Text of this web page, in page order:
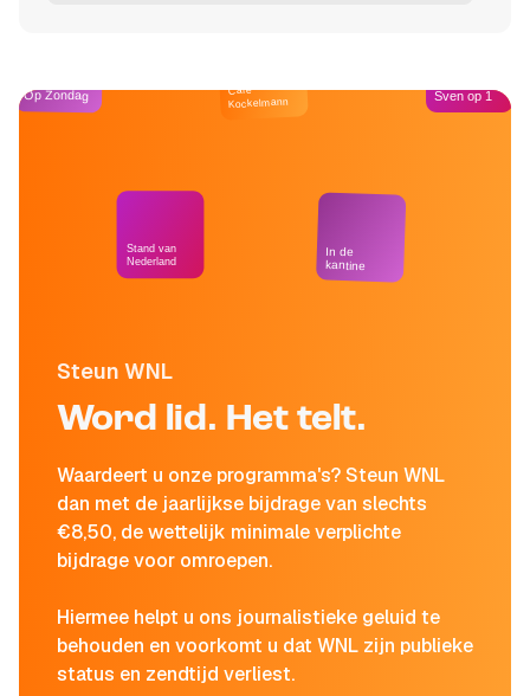
Steun WNL
Word lid. Het telt.
Waardeert u onze programma's? Steun WNL
dan met de jaarlijkse bijdrage van slechts
€8,50, de wettelijk minimale verplichte
bijdrage voor omroepen.
Hiermee helpt u ons journalistieke geluid te
behouden en voorkomt u dat WNL zijn publieke
status en zendtijd verliest.
Op Zondag
Stand van
Nederland
Café
Kockelmann
In de
kantine
Sven op 1